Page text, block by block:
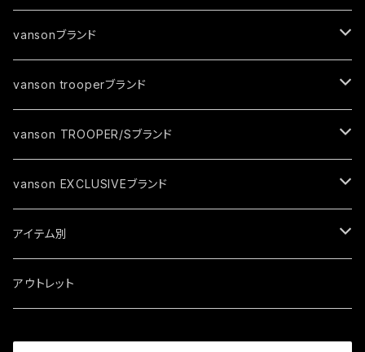
vansonブランド
ジャケット
春夏モデル
秋冬モデル
トップス
グローブ
キャップ
ソックス
vanson trooperブランド
ジャケット
春夏モデル
秋冬モデル
トップス
vanson TROOPER/Sブランド
ジャケット
春夏モデル
秋冬モデル
トップス
vanson EXCLUSIVEブランド
ジャケット
春夏モデル
トップス
アイテム別
ジャケット
アウトレット